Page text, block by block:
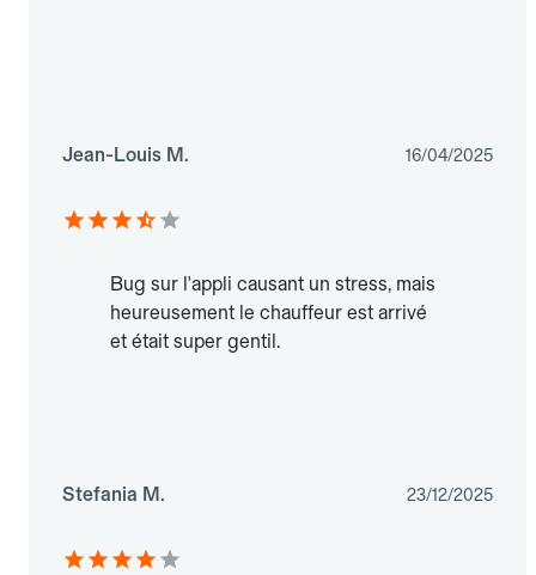
Jean-Louis M. 16/04/2025
Bug sur l'appli causant un stress, mais
heureusement le chauffeur est arrivé
et était super gentil.
Stefania M. 23/12/2025